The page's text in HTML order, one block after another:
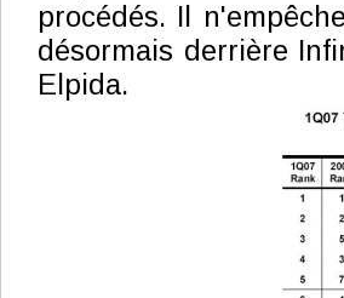
procédés. Il
désormais derrière
Elpida.